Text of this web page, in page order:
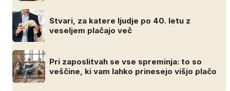
Stvari, za katere ljudje po 40. letu z
veseljem plačajo več
Pri zaposlitvah se vse spreminja: to so
veščine, ki vam lahko prinesejo višjo plačo